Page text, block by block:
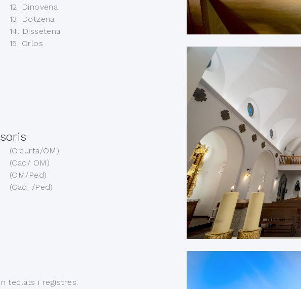
12. Dinovena
13. Dotzena
14. Dissetena
15. Orlos
(O.curta/OM)
(Cad/ OM)
(OM/Ped)
(Cad. /Ped)
teclats i registres.